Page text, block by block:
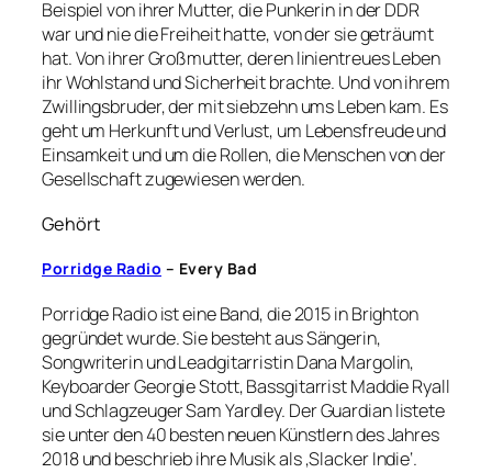
Beispiel von ihrer Mutter, die Punkerin in der DDR
war und nie die Freiheit hatte, von der sie geträumt
hat. Von ihrer Großmutter, deren linientreues Leben
ihr Wohlstand und Sicherheit brachte. Und von ihrem
Zwillingsbruder, der mit siebzehn ums Leben kam. Es
geht um Herkunft und Verlust, um Lebensfreude und
Einsamkeit und um die Rollen, die Menschen von der
Gesellschaft zugewiesen werden.
Gehört
Porridge Radio – Every Bad
Porridge Radio ist eine Band, die 2015 in Brighton
gegründet wurde. Sie besteht aus Sängerin,
Songwriterin und Leadgitarristin Dana Margolin,
Keyboarder Georgie Stott, Bassgitarrist Maddie Ryall
und Schlagzeuger Sam Yardley. Der Guardian listete
sie unter den 40 besten neuen Künstlern des Jahres
2018 und beschrieb ihre Musik als ‚Slacker Indie‘.